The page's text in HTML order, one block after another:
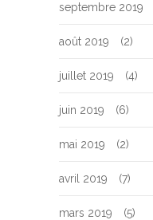
septembre 2019
août 2019 (2)
juillet 2019 (4)
juin 2019 (6)
mai 2019 (2)
avril 2019 (7)
mars 2019 (5)